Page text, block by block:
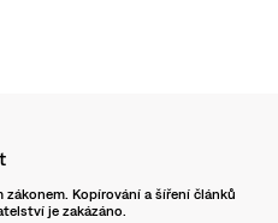
Kopírování a šíření článků
je zakázáno.